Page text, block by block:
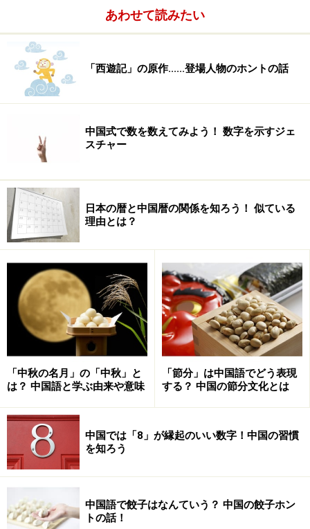
あわせて読みたい
「西遊記」の原作......登場人物のホントの話
中国式で数を数えてみよう！ 数字を示すジェ
スチャー
日本の暦と中国暦の関係を知ろう！ 似ている
理由とは？
「中秋の名月」の「中秋」と
は？ 中国語と学ぶ由来や意味
「節分」は中国語でどう表現
する？ 中国の節分文化とは
中国では「8」が縁起のいい数字！中国の習慣
を知ろう
中国語で餃子はなんていう？ 中国の餃子ホン
トの話！